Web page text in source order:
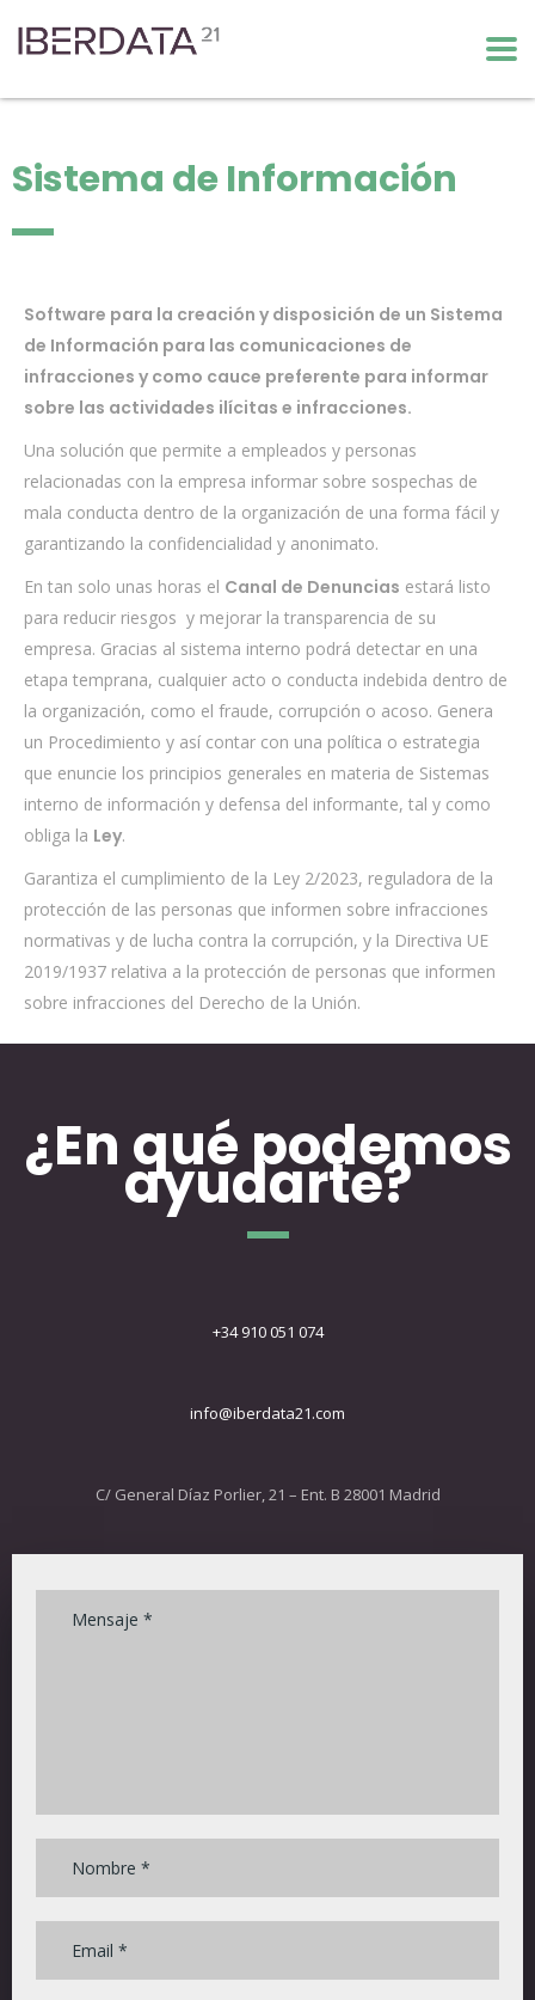
Sistema de Información
Software para la creación y disposición de un Sistema
de Información para las comunicaciones de
infracciones y como cauce preferente para informar
sobre las actividades ilícitas e infracciones.
Una solución que permite a empleados y personas
relacionadas con la empresa informar sobre sospechas de
mala conducta dentro de la organización de una forma fácil y
garantizando la confidencialidad y anonimato.
En tan solo unas horas el Canal de Denuncias estará listo
para reducir riesgos y mejorar la transparencia de su
empresa. Gracias al sistema interno podrá detectar en una
etapa temprana, cualquier acto o conducta indebida dentro de
la organización, como el fraude, corrupción o acoso. Genera
un Procedimiento y así contar con una política o estrategia
que enuncie los principios generales en materia de Sistemas
interno de información y defensa del informante, tal y como
obliga la Ley.
Garantiza el cumplimiento de la Ley 2/2023, reguladora de la
protección de las personas que informen sobre infracciones
normativas y de lucha contra la corrupción, y la Directiva UE
2019/1937 relativa a la protección de personas que informen
sobre infracciones del Derecho de la Unión.
¿En qué podemos
ayudarte?
+34 910 051 074
info@iberdata21.com
C/ General Díaz Porlier, 21 – Ent. B 28001 Madrid